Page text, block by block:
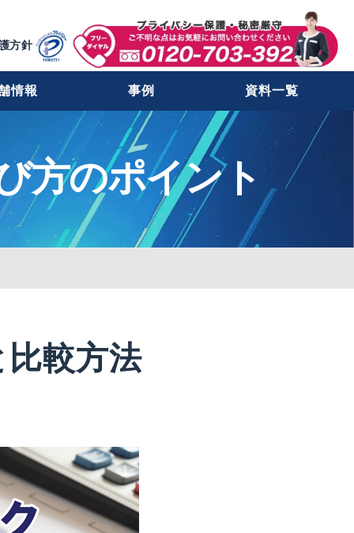
方針
情報 事例 資料一覧
方のポイント
較方法